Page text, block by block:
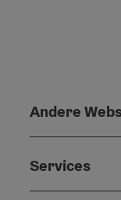
Andere
Services